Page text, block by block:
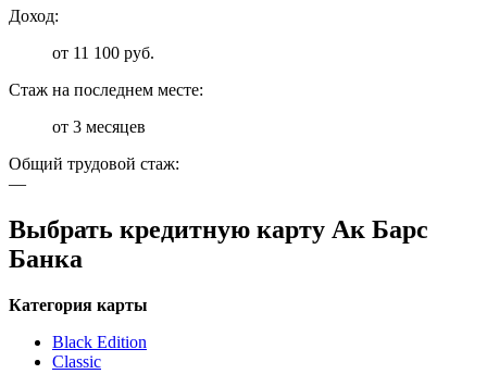
Доход:
от 11 100 руб.
Стаж на последнем месте:
от 3 месяцев
Общий трудовой стаж:
—
Выбрать кредитную карту Ак Барс
Банка
Категория карты
Black Edition
Classic